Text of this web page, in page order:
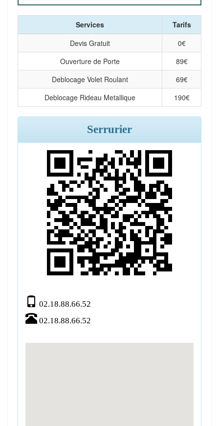
Services
Tarifs
Devis Gratuit
0€
Ouverture de Porte
89€
Deblocage Volet Roulant
69€
Deblocage Rideau Metallique
190€
Serrurier
02.18.88.66.52
02.18.88.66.52